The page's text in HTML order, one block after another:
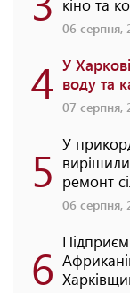
кіно та
06 серпня,
4 У
воду та
07 серпня,
5 У
ремонт
06 серпня,
6